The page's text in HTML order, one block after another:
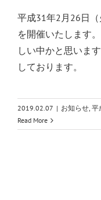
平成31年2月26日
を開催いたします
しい中かと思いま
しております。
2019.02.07 | お知らせ, 平
Read More